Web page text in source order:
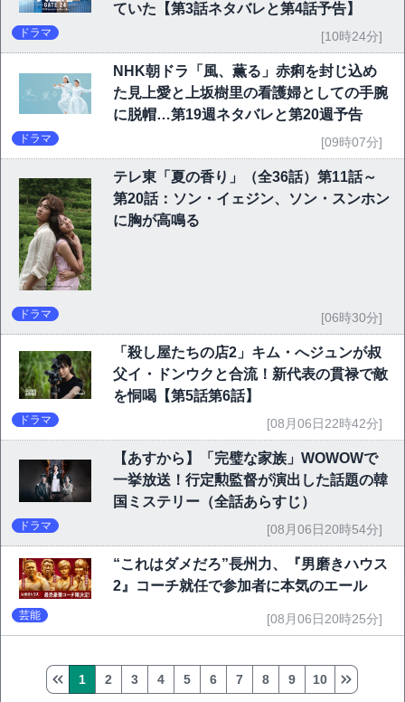
ていた【第3話ネタバレと第4話予告】
ドラマ [10時24分]
NHK朝ドラ「風、薫る」赤痢を封じ込め
た見上愛と上坂樹里の看護婦としての手腕
に脱帽…第19週ネタバレと第20週予告
ドラマ [09時07分]
テレ東「夏の香り」（全36話）第11話～
第20話：ソン・イェジン、ソン・スンホン
に胸が高鳴る
ドラマ [06時30分]
「殺し屋たちの店2」キム・へジュンが叔
父イ・ドンウクと合流！新代表の貫禄で敵
を恫喝【第5話第6話】
ドラマ [08月06日22時42分]
【あすから】「完璧な家族」WOWOWで
一挙放送！行定勲監督が演出した話題の韓
国ミステリー（全話あらすじ）
ドラマ [08月06日20時54分]
“これはダメだろ”長州力、『男磨きハウス
2』コーチ就任で参加者に本気のエール
芸能 [08月06日20時25分]
1 2 3 4 5 6 7 8 9 10